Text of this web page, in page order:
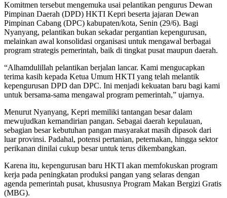
Komitmen tersebut mengemuka usai pelantikan pengurus Dewan
Pimpinan Daerah (DPD) HKTI Kepri beserta jajaran Dewan
Pimpinan Cabang (DPC) kabupaten/kota, Senin (29/6). Bagi
Nyanyang, pelantikan bukan sekadar pergantian kepengurusan,
melainkan awal konsolidasi organisasi untuk mengawal berbagai
program strategis pemerintah, baik di tingkat pusat maupun daerah.
“Alhamdulillah pelantikan berjalan lancar. Kami mengucapkan
terima kasih kepada Ketua Umum HKTI yang telah melantik
kepengurusan DPD dan DPC. Ini menjadi kekuatan baru bagi kami
untuk bersama-sama mengawal program pemerintah,” ujarnya.
Menurut Nyanyang, Kepri memiliki tantangan besar dalam
mewujudkan kemandirian pangan. Sebagai daerah kepulauan,
sebagian besar kebutuhan pangan masyarakat masih dipasok dari
luar provinsi. Padahal, potensi pertanian, peternakan, hingga sektor
perikanan dinilai cukup besar untuk terus dikembangkan.
Karena itu, kepengurusan baru HKTI akan memfokuskan program
kerja pada peningkatan produksi pangan yang selaras dengan
agenda pemerintah pusat, khususnya Program Makan Bergizi Gratis
(MBG).